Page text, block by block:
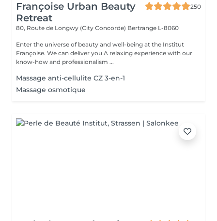
Françoise Urban Beauty
Retreat
250
80, Route de Longwy (City Concorde) Bertrange L-8060
Enter the universe of beauty and well-being at the Institut
Françoise. We can deliver you A relaxing experience with our
know-how and professionalism ...
Massage anti-cellulite CZ 3-en-1
Massage osmotique